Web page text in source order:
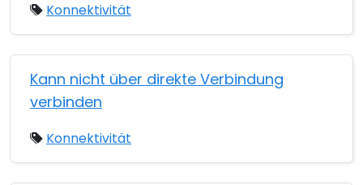
Konnektivität
Kann nicht über direkte Verbindung
verbinden
Konnektivität